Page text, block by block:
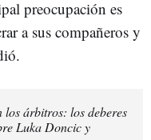
preocupación es
a sus compañeros y
los árbitros: los deberes
Luka Doncic y